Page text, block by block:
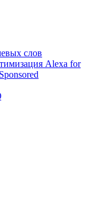
слов
Alexa for